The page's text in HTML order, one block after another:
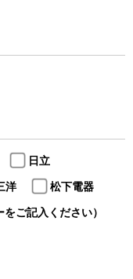
日立
洋
松下電器
ご記入ください）